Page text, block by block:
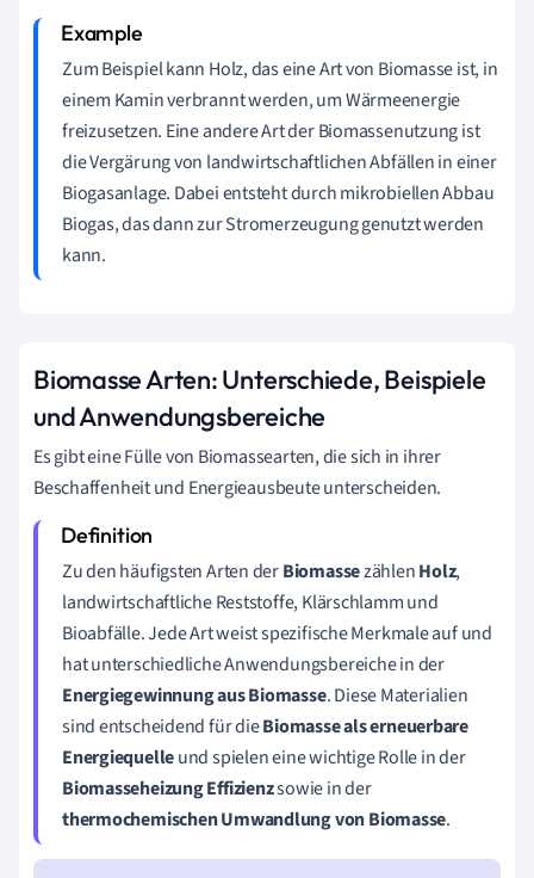
Zum Beispiel kann Holz, das eine Art von Biomasse ist, in
einem Kamin verbrannt werden, um Wärmeenergie
freizusetzen. Eine andere Art der Biomassenutzung ist
die Vergärung von landwirtschaftlichen Abfällen in einer
Biogasanlage. Dabei entsteht durch mikrobiellen Abbau
Biogas, das dann zur Stromerzeugung genutzt werden
kann.
Biomasse Arten: Unterschiede, Beispiele
und Anwendungsbereiche
Es gibt eine Fülle von Biomassearten, die sich in ihrer
Beschaffenheit und Energieausbeute unterscheiden.
Zu den häufigsten Arten derBiomassezählenHolz,
landwirtschaftliche Reststoffe, Klärschlamm und
Bioabfälle. Jede Art weist spezifische Merkmale auf und
hat unterschiedliche Anwendungsbereiche in der
Energiegewinnung aus Biomasse. Diese Materialien
sind entscheidend für dieBiomasse als erneuerbare
Energiequelleund spielen eine wichtige Rolle in der
Biomasseheizung Effizienzsowie in der
thermochemischen Umwandlung von Biomasse.